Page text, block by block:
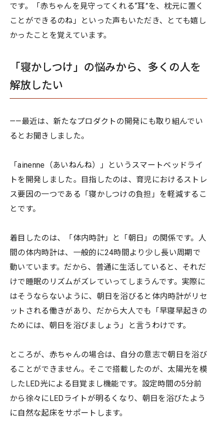
です。「赤ちゃんを見守ってくれる“耳”を、枕元に置く
ことができるのね」といった声もいただき、とても嬉し
かったことを覚えています。
「寝かしつけ」の悩みから、多くの人を
解放したい
——最近は、新たなプロダクトの開発にも取り組んでい
るとお聞きしました。
「ainenne（あいねんね）」というスマートベッドライ
トを開発しました。目指したのは、育児におけるストレ
ス要因の一つである「寝かしつけの負担」を軽減するこ
とです。
着目したのは、「体内時計」と「朝日」の関係です。人
間の体内時計は、一般的に24時間より少し長い周期で
動いています。だから、普通に生活していると、それだ
けで睡眠のリズムがズレていってしまうんです。実際に
はそうならないように、朝日を浴びると体内時計がリセ
ットされる働きがあり、だから大人でも「早寝早起きの
ためには、朝日を浴びましょう」と言うわけです。
ところが、赤ちゃんの場合は、自分の意志で朝日を浴び
ることができません。そこで搭載したのが、太陽光を模
したLED光による目覚まし機能です。設定時間の5分前
から徐々にLEDライトが明るくなり、朝日を浴びたよう
に自然な起床をサポートします。